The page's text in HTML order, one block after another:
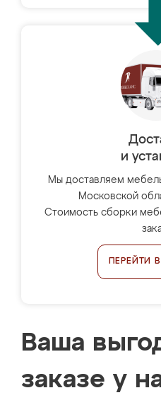
и
Мы доставляем
Московской
Стоимость сборки
ПЕРЕЙТИ
Ваша
заказе у